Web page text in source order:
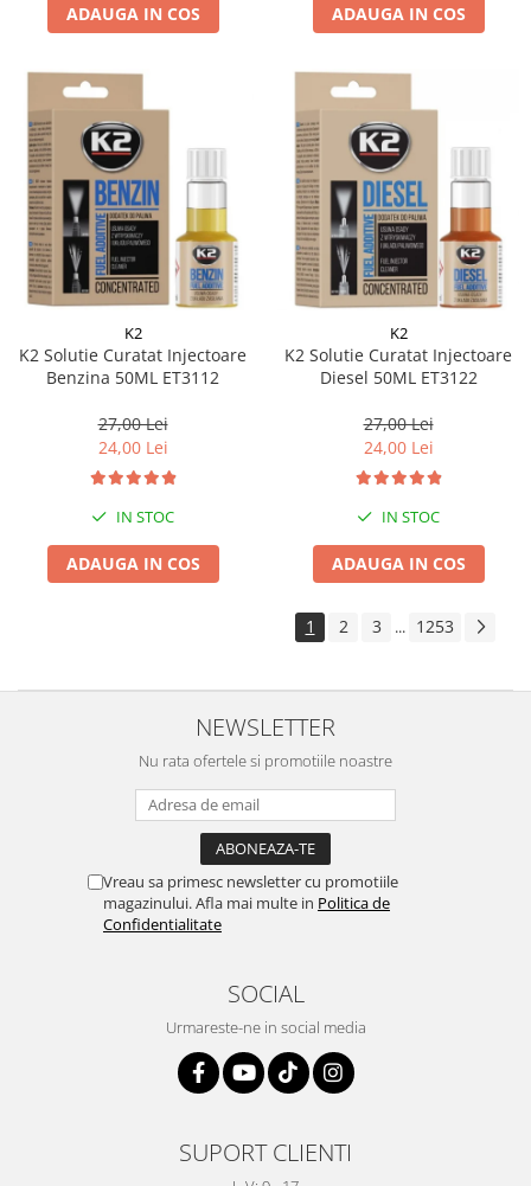
ADAUGA IN COS ADAUGA IN COS
K2
K2 Solutie Curatat Injectoare
Benzina 50ML ET3112
27,00 Lei
24,00 Lei
IN STOC
ADAUGA IN COS
K2
K2 Solutie Curatat Injectoare
Diesel 50ML ET3122
27,00 Lei
24,00 Lei
IN STOC
ADAUGA IN COS
1 2 3 ... 1253
NEWSLETTER
Nu rata ofertele si promotiile noastre
Vreau sa primesc newsletter cu promotiile
magazinului. Afla mai multe in Politica de
Confidentialitate
SOCIAL
Urmareste-ne in social media
SUPORT CLIENTI